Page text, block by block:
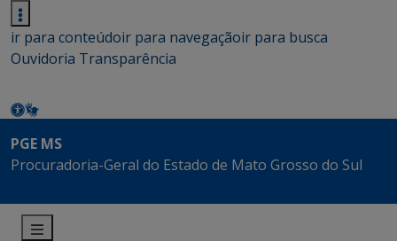
ir para conteúdoir para navegaçãoir para busca
Ouvidoria Transparência
PGE MS
Procuradoria-Geral do Estado de Mato Grosso do Sul